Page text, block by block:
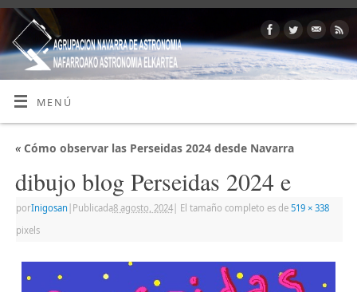
MENÚ
«Cómo observar las Perseidas 2024 desde Navarra
dibujo blog Perseidas 2024 e
porInigosan Publicada8 agosto, 2024| El tamaño completo es de 519 × 338
pixels